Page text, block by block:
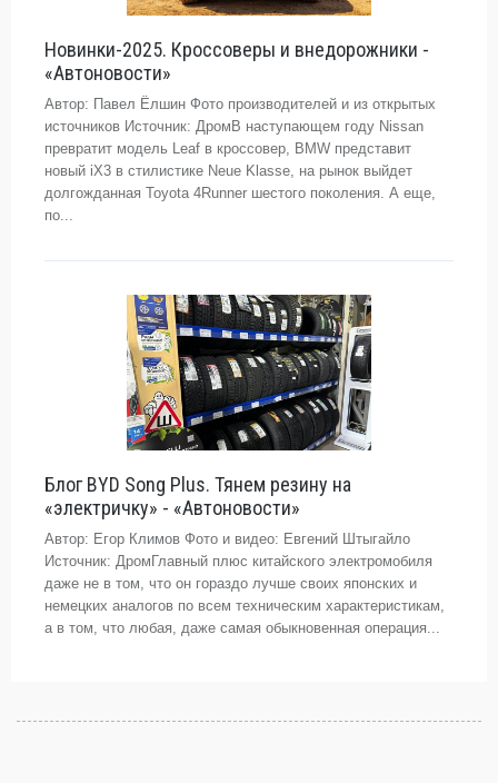
Новинки-2025. Кроссоверы и внедорожники -
«Автоновости»
Автор: Павел Ёлшин Фото производителей и из открытых
источников Источник: ДромВ наступающем году Nissan
превратит модель Leaf в кроссовер, BMW представит
новый iX3 в стилистике Neue Klasse, на рынок выйдет
долгожданная Toyota 4Runner шестого поколения. А еще,
по...
Блог BYD Song Plus. Тянем резину на
«электричку» - «Автоновости»
Автор: Егор Климов Фото и видео: Евгений Штыгайло
Источник: ДромГлавный плюс китайского электромобиля
даже не в том, что он гораздо лучше своих японских и
немецких аналогов по всем техническим характеристикам,
а в том, что любая, даже самая обыкновенная операция...